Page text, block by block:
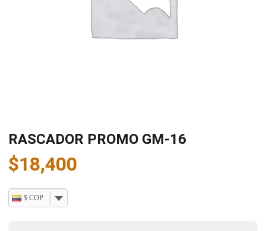
RASCADOR PROMO GM-16
$18,400
$ COP